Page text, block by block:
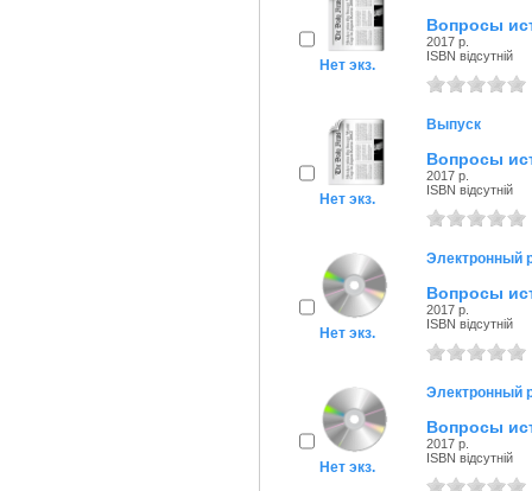
Нет экз.
Вопросы
2017 р.
ISBN відсутній
Нет экз.
Выпуск
Вопросы
2017 р.
ISBN відсутній
Нет экз.
Электронный
Вопросы
2017 р.
ISBN відсутній
Нет экз.
Электронный
Вопросы
2017 р.
ISBN відсутній